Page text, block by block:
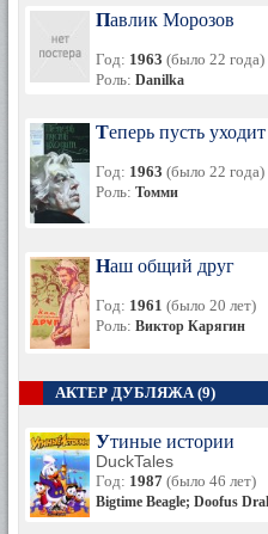
Павлик Морозов
Год: 1963 (было 22 года)
Роль: Danilka
Теперь пусть уходит
Год: 1963 (было 22 года)
Роль: Томми
Наш общий друг
Год: 1961 (было 20 лет)
Роль: Виктор Карягин
АКТЕР ДУБЛЯЖА (9)
Утиные истории
DuckTales
Год: 1987 (было 46 лет)
Bigtime Beagle; Doofus